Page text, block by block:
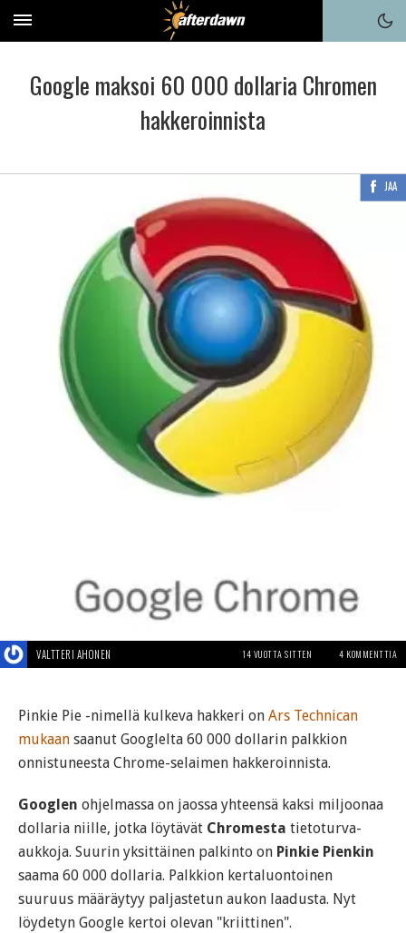
Google maksoi 60 000 dollaria Chromen
hakkeroinnista
JAA
VALTTERI AHONEN 14 VUOTTA SITTEN 4 KOMMENTTIA
Pinkie Pie -nimellä kulkeva hakkeri on Ars Technican
mukaan saanut Googlelta 60 000 dollarin palkkion
onnistuneesta Chrome-selaimen hakkeroinnista.
Googlen ohjelmassa on jaossa yhteensä kaksi miljoonaa
dollaria niille, jotka löytävät Chromesta tietoturva-
aukkoja. Suurin yksittäinen palkinto on Pinkie Pienkin
saama 60 000 dollaria. Palkkion kertaluontoinen
suuruus määräytyy paljastetun aukon laadusta. Nyt
löydetyn Google kertoi olevan "kriittinen".